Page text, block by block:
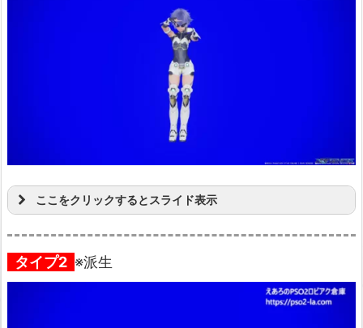
ここをクリックするとスライド表示
タイプ2 ※派生